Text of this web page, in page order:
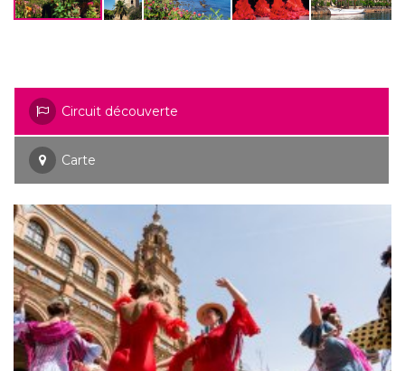
Circuit découverte
Carte